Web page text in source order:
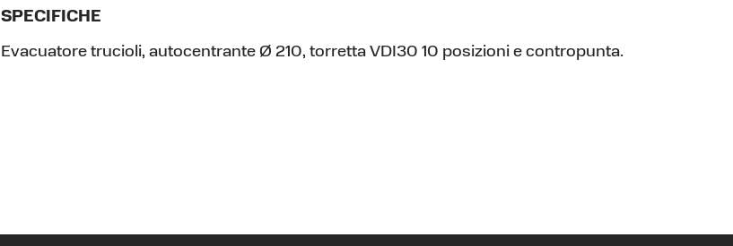
SPECIFICHE
Evacuatore trucioli, autocentrante Ø 210, torretta VDI30 10 posizioni e contropunta.